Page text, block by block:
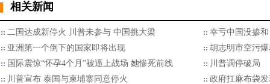
相关新闻
二国达成新停火 川普未参与 中国挑大梁
幸亏中国没掺和
亚洲第一个倒下的国家即将出现
胡志明市空污
国际震惊“怀孕4个月”被逼上战场 她惨死前线
川普调停破局
川普宣布 泰国与柬埔寨同意停火
政府扛麻布袋